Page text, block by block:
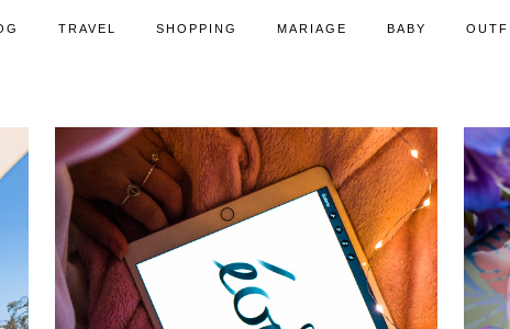
TRAVEL SHOPPING MARIAGE BABY